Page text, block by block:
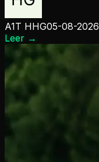
A1T HHG05-08-2026
Leer →